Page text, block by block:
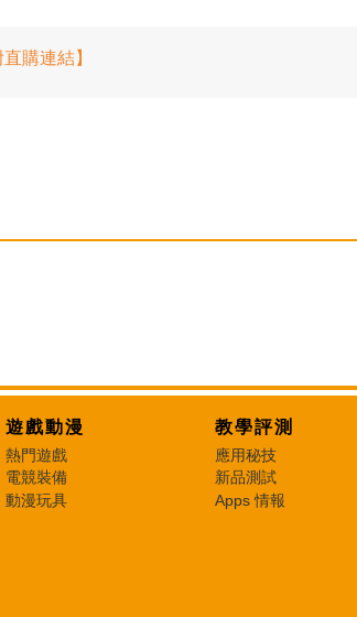
購連結】
遊戲動漫
熱門遊戲
電競裝備
動漫玩具
教學評測
應用秘技
新品測試
Apps 情報